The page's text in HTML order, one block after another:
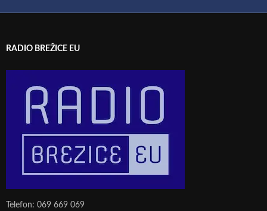
RADIO BREŽICE EU
Telefon: 069 669 069